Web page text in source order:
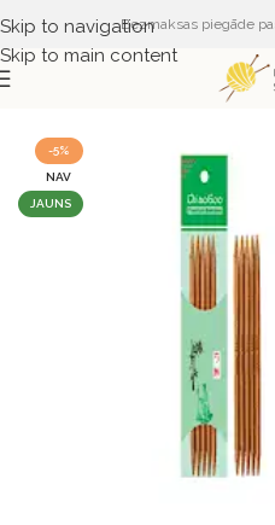
Skip to navigation
Skip to main content
Bezmaksas piegāde
-5%
NAV
JAUNS